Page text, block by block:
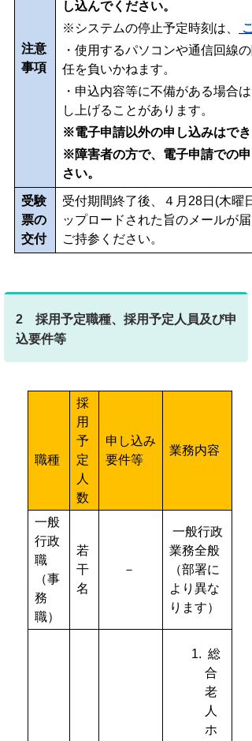
注意
事項
し込んでください。
※システムの停止予定時刻は、
・使用するパソコンや通信回線
任を負いかねます。
・申込内容等に不備がある場合
し上げることがあります。
※電子申請以外の申し込みはでき
※障害者の方で、電子申請での
さい。
受験
票の
交付
受付期間終了後、４月28日(木曜
ップロードされた旨のメールが
ご持参ください。
2 採用予定職種、採用予定人員及び申
込要件等
職種
採
用
予
定
人
数
申し込み
要件等
業務内容
一般
行政
職
（事
務
職）
若
干
名
－
一般行政
業務全般
（部署に
より異な
ります）
総
合
老
人
ホ